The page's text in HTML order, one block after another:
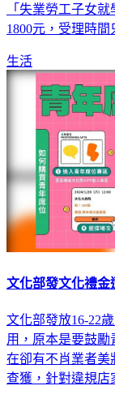
「失業勞工子女
1800元，受理時間
生活
文化部發文化禮
文化部發放16-22
用，原本是要鼓勵
在卻有不肖業者美
查獲，針對違規店